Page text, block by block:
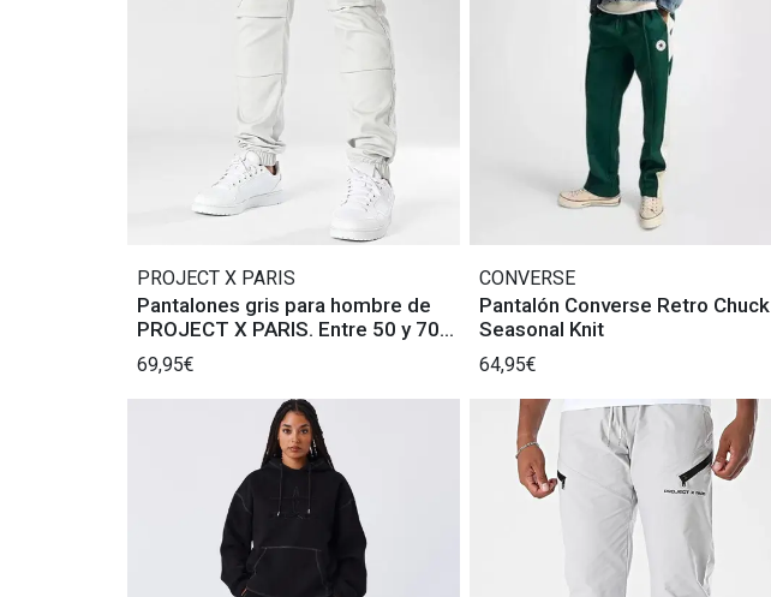
PROJECT X PARIS
Pantalones gris para hombre de
PROJECT X PARIS. Entre 50 y 70
caracteres.
69,95€
CONVERSE
Pantalón Converse Retro Chuck
Seasonal Knit
64,95€